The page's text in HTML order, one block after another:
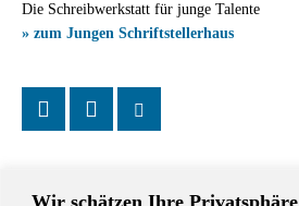
Wir schätzen Ihre Privatsphäre
Die Schreibwerkstatt für junge Talente
» zum Jungen Schriftstellerhaus